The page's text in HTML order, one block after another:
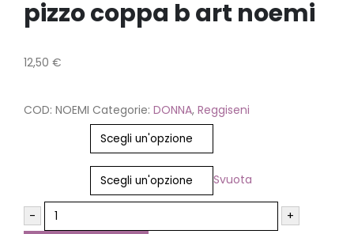
pizzo coppa b art noemi
12,50 €
COD: NOEMI Categorie: DONNA, Reggiseni
Svuota
-
+